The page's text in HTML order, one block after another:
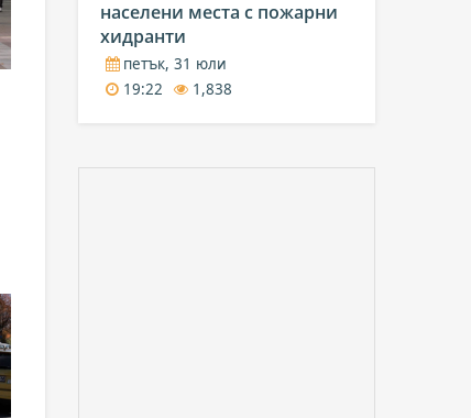
населени места с пожарни
хидранти
петък, 31 юли
19:22
1,838